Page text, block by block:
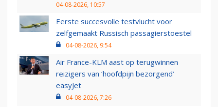
04-08-2026, 10:57
Eerste succesvolle testvlucht voor
zelfgemaakt Russisch passagierstoestel
04-08-2026, 9:54
Air France-KLM aast op terugwinnen
reizigers van ‘hoofdpijn bezorgend’
easyJet
04-08-2026, 7:26